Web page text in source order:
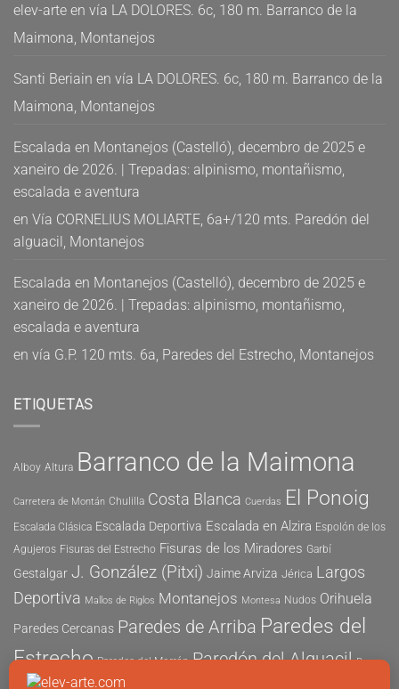
elev-arte en vía LA DOLORES. 6c, 180 m. Barranco de la
Maimona, Montanejos
Santi Beriain en vía LA DOLORES. 6c, 180 m. Barranco de la
Maimona, Montanejos
Escalada en Montanejos (Castelló), decembro de 2025 e
xaneiro de 2026. | Trepadas: alpinismo, montañismo,
escalada e aventura
en Vía CORNELIUS MOLIARTE, 6a+/120 mts. Paredón del
alguacil, Montanejos
Escalada en Montanejos (Castelló), decembro de 2025 e
xaneiro de 2026. | Trepadas: alpinismo, montañismo,
escalada e aventura
en vía G.P. 120 mts. 6a, Paredes del Estrecho, Montanejos
ETIQUETAS
Alboy Altura Barranco de la Maimona
Carretera de Montán Chulilla Costa Blanca Cuerdas El Ponoig
Escalada Clásica Escalada Deportiva Escalada en Alzira Espolón de los
Agujeros Fisuras del Estrecho Fisuras de los Miradores Garbí
Gestalgar J. González (Pitxi) Jaime Arviza Jérica Largos
Deportiva Mallos de Riglos Montanejos Montesa Nudos Orihuela
Paredes Cercanas Paredes de Arriba Paredes del
Estrecho Paredes del Morrón Paredón del Alguacil Pau